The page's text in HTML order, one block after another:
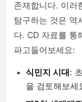
존재합니다. 이러
탐구하는 것은 역
다. CD 자료를 통
파고들어보세요:
식민지 시대 :
을 검토해보세